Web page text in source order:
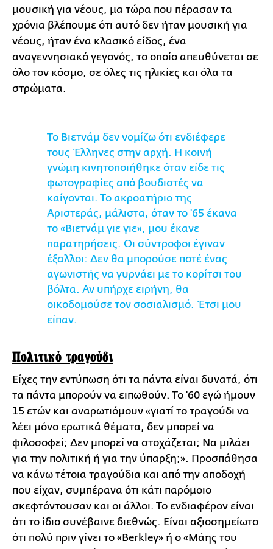
μουσική για νέους, μα τώρα που πέρασαν τα
χρόνια βλέπουμε ότι αυτό δεν ήταν μουσική για
νέους, ήταν ένα κλασικό είδος, ένα
αναγεννησιακό γεγονός, το οποίο απευθύνεται σε
όλο τον κόσμο, σε όλες τις ηλικίες και όλα τα
στρώματα.
Το Βιετνάμ δεν νομίζω ότι ενδιέφερε
τους Έλληνες στην αρχή. Η κοινή
γνώμη κινητοποιήθηκε όταν είδε τις
φωτογραφίες από βουδιστές να
καίγονται. Το ακροατήριο της
Αριστεράς, μάλιστα, όταν το '65 έκανα
το «Βιετνάμ γιε γιε», μου έκανε
παρατηρήσεις. Οι σύντροφοι έγιναν
έξαλλοι: Δεν θα μπορούσε ποτέ ένας
αγωνιστής να γυρνάει με το κορίτσι του
βόλτα. Αν υπήρχε ειρήνη, θα
οικοδομούσε τον σοσιαλισμό. Έτσι μου
είπαν.
Πολιτικό τραγούδι
Είχες την εντύπωση ότι τα πάντα είναι δυνατά, ότι
τα πάντα μπορούν να ειπωθούν. Το '60 εγώ ήμουν
15 ετών και αναρωτιόμουν «γιατί το τραγούδι να
λέει μόνο ερωτικά θέματα, δεν μπορεί να
φιλοσοφεί; Δεν μπορεί να στοχάζεται; Να μιλάει
για την πολιτική ή για την ύπαρξη;». Προσπάθησα
να κάνω τέτοια τραγούδια και από την αποδοχή
που είχαν, συμπέρανα ότι κάτι παρόμοιο
σκεφτόντουσαν και οι άλλοι. Το ενδιαφέρον είναι
ότι το ίδιο συνέβαινε διεθνώς. Είναι αξιοσημείωτο
ότι πολύ πριν γίνει το «Berkley» ή ο «Μάης του